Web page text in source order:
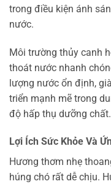
trong điều kiện ánh
nước.
Môi trường thủy canh
thoát nước nhanh
lượng nước ổn định,
triển mạnh mẽ trong
độ hấp thụ dưỡng chất.
Lợi Ích Sức Khỏe Và
Hương thơm nhẹ
húng chó rất dễ chịu.